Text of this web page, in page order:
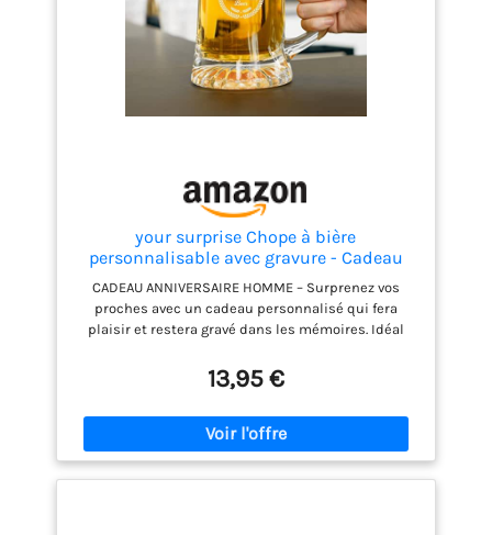
your surprise Chope à bière
personnalisable avec gravure - Cadeau
Fête des pères - Cadeau anniversaire
homme original, chope en verre gravée
avec nom, verre à bière personnalisé pour
homme
CADEAU ANNIVERSAIRE HOMME – Surprenez vos
proches avec un cadeau personnalisé qui fera
plaisir et restera gravé dans les mémoires. Idéal
temps de créez vos plus beaux souvenirs avec ce
Chope de Bière personnalisé. PERSONNALISATION -
Vous pouvez graver un prénom ou du texte sur ce
Chope de Bière. De nombreux designs sont
également disponibles pour rendre ce produit
vraiment unique. INFORMATIONS SUPPLÉMENTAIRES -
13,95 €